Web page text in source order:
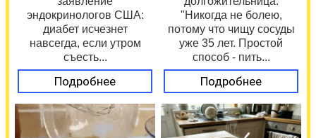
эндокринологов США:
диабет исчезнет
навсегда, если утром
съесть...
Подробнее
"Никогда не болею,
потому что чищу сосуды
уже 35 лет. Простой
способ - пить...
Подробнее